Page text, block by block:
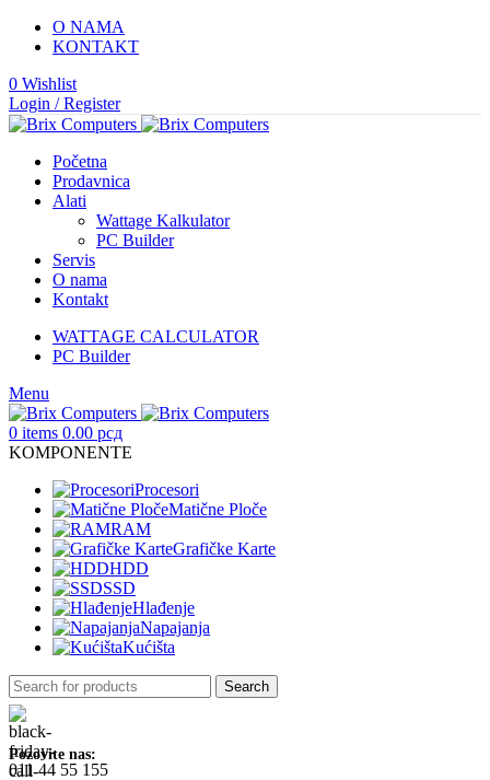
O NAMA
KONTAKT
0 Wishlist
Login / Register
Početna
Prodavnica
Alati
Wattage Kalkulator
PC Builder
Servis
O nama
Kontakt
WATTAGE CALCULATOR
PC Builder
Menu
0 items 0.00 рсд
KOMPONENTE
Procesori
Matične Ploče
RAM
Grafičke Karte
HDD
SSD
Hlađenje
Napajanja
Kućišta
Search
Pozovite nas:
011 44 55 155